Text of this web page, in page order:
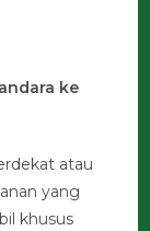
ke
atau
yang
khusus